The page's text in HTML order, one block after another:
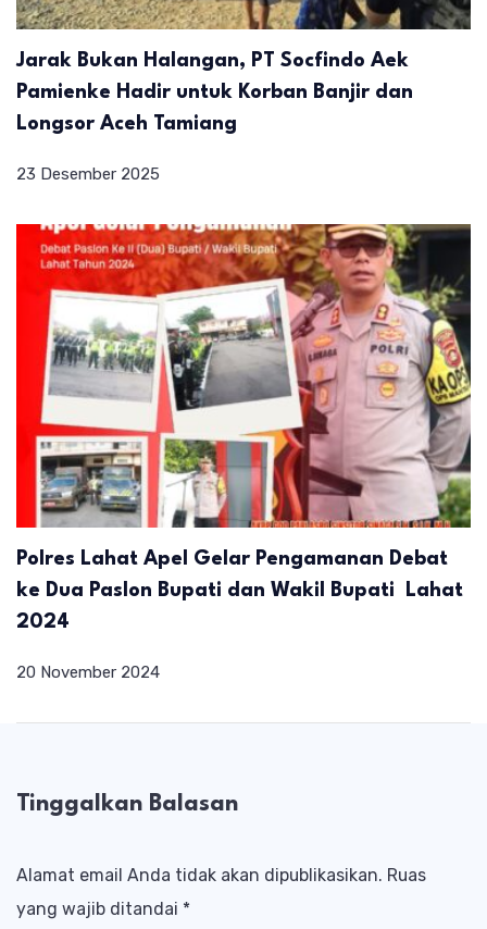
Jarak Bukan Halangan, PT Socfindo Aek
Pamienke Hadir untuk Korban Banjir dan
Longsor Aceh Tamiang
23 Desember 2025
Polres Lahat Apel Gelar Pengamanan Debat
ke Dua Paslon Bupati dan Wakil Bupati Lahat
2024
20 November 2024
Tinggalkan Balasan
Alamat email Anda tidak akan dipublikasikan. Ruas
yang wajib ditandai *